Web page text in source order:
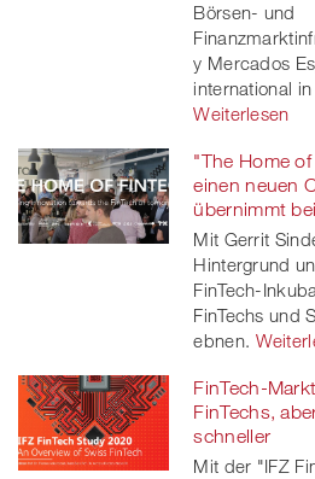
Börsen- und
y Mercados
international
Weiterlesen
"The Home
einen neuen
übernimmt
Mit Gerrit
Hintergrund
FinTech-
FinTechs und
ebnen.
FinTech-
FinTechs,
schneller
Mit der "IFZ